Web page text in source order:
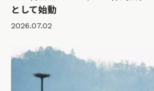
として始動
2026.07.02